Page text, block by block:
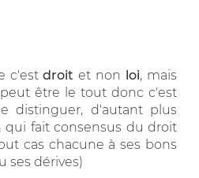
c'estdroit et non loi, mais
être le tout donc c'est
distinguer, d'autant plus
fait consensus du droit
cas chacune à ses bons
ses dérives)